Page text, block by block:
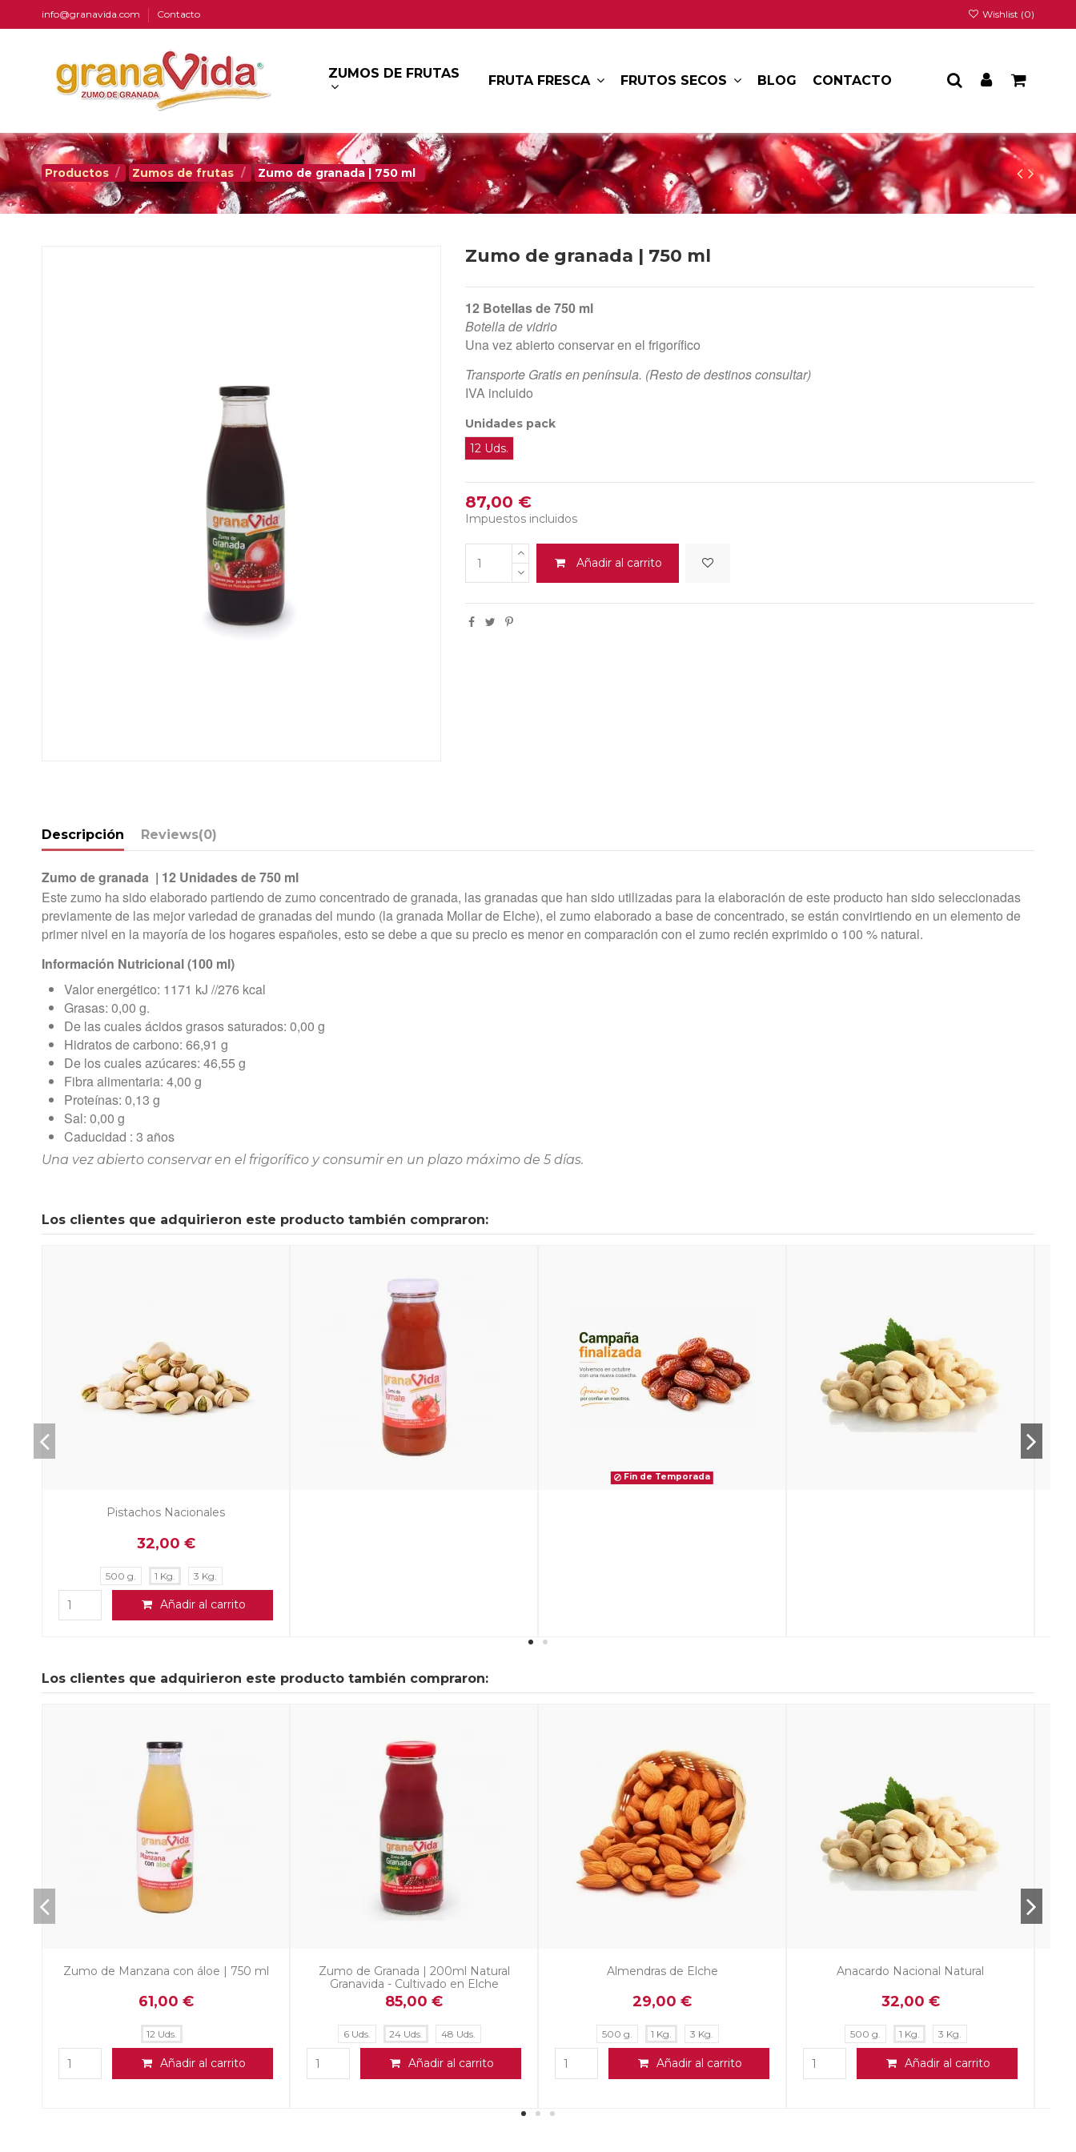
info@granavida.com Contacto Wishlist (0)
ZUMOS DE FRUTAS FRUTA FRESCA FRUTOS SECOS BLOG CONTACTO
Productos Zumos de frutas Zumo de granada | 750 ml
Zumo de granada | 750 ml
12 Botellas de 750 ml
Botella de vidrio
Una vez abierto conservar en el frigorífico
Transporte Gratis en península. (Resto de destinos consultar)
IVA incluido
Unidades pack
12 Uds.
87,00 €
Impuestos incluidos
Añadir al carrito
Descripción Reviews(0)
Zumo de granada | 12 Unidades de 750 ml
Este zumo ha sido elaborado partiendo de zumo concentrado de granada, las granadas que han sido utilizadas para la elaboración de este producto han sido seleccionadas
previamente de las mejor variedad de granadas del mundo (la granada Mollar de Elche), el zumo elaborado a base de concentrado, se están convirtiendo en un elemento de
primer nivel en la mayoría de los hogares españoles, esto se debe a que su precio es menor en comparación con el zumo recién exprimido o 100 % natural.
Información Nutricional (100 ml)
Valor energético: 1171 kJ //276 kcal
Grasas: 0,00 g.
De las cuales ácidos grasos saturados: 0,00 g
Hidratos de carbono: 66,91 g
De los cuales azúcares: 46,55 g
Fibra alimentaria: 4,00 g
Proteínas: 0,13 g
Sal: 0,00 g
Caducidad : 3 años
Una vez abierto conservar en el frigorífico y consumir en un plazo máximo de 5 días.
Los clientes que adquirieron este producto también compraron:
Fin de Temporada
Los clientes que adquirieron este producto también compraron:
Naranjas Mesa variedad Navelina -
Envío Gratis
Granada Mollar de Elche – Fin de
campaña, disponible en octubre
Zumo de Tomate Natural 200 ml –
48 Unidades |...
56,00 €
24 Uds. 48 Uds.
Añadir al carrito
Dátiles de Elche